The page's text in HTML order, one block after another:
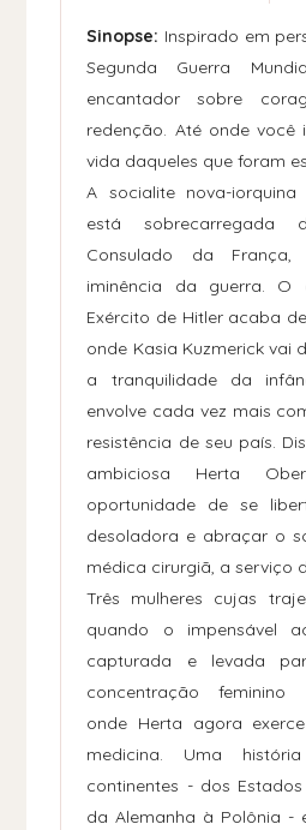
Sinopse: Inspirado em
Segunda Guerra
encantador sobre
redenção. Até onde
vida daqueles que foram
A socialite nova-iorquina
está sobrecarregada
Consulado da
iminência da guerra.
Exército de Hitler acaba
onde Kasia Kuzmerick vai
a tranquilidade da
envolve cada vez mais
resistência de seu país.
ambiciosa Herta
oportunidade de se
desoladora e abraçar o
médica cirurgiã, a serviço
Três mulheres cujas
quando o impensável
capturada e levada
concentração feminino
onde Herta agora
medicina. Uma
continentes - dos
da Alemanha à Polônia -